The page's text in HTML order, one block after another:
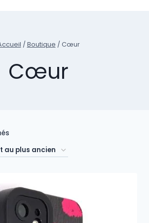
/ Boutique / Cœur
Cœur
du
au
plus